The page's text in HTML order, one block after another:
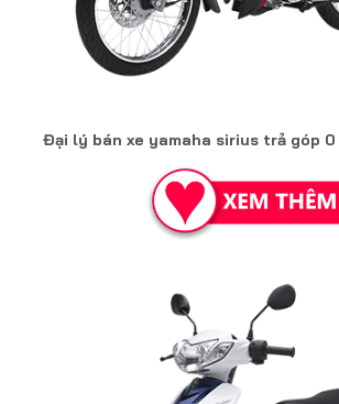
Đại lý bán xe yamaha sirius trả góp